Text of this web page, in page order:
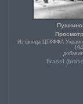
Из фонда ЦГКФФА
brassl (